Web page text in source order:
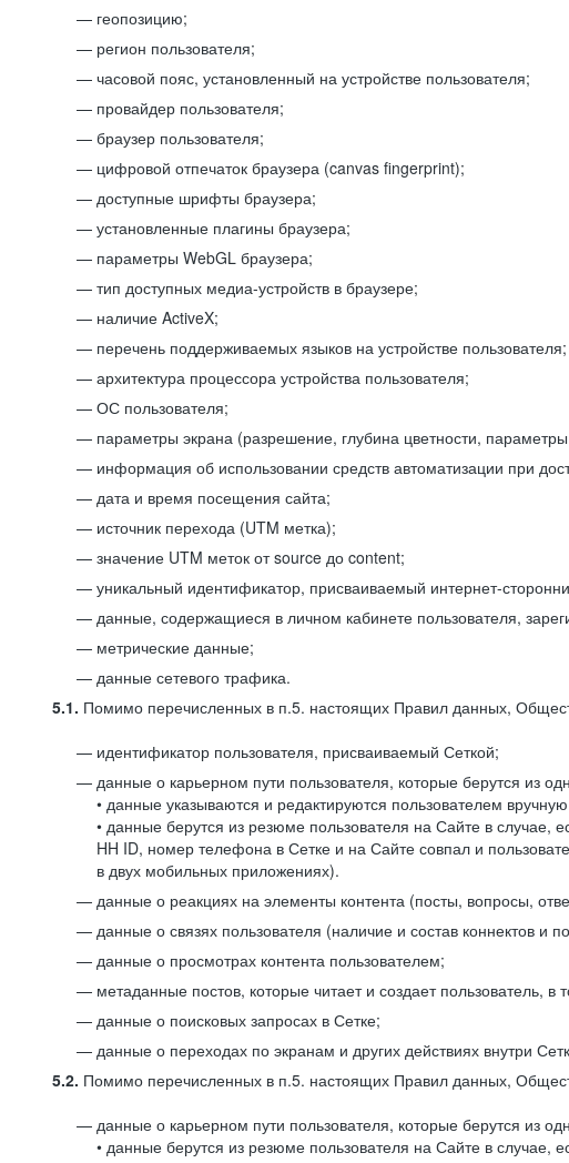
геопозицию;
регион пользователя;
часовой пояс, установленный на устройстве пользователя;
провайдер пользователя;
браузер пользователя;
цифровой отпечаток браузера (canvas fingerprint);
доступные шрифты браузера;
установленные плагины браузера;
параметры WebGL браузера;
тип доступных медиа-устройств в браузере;
наличие ActiveX;
перечень поддерживаемых языков на устройстве пользователя;
архитектура процессора устройства пользователя;
ОС пользователя;
параметры экрана (разрешение, глубина цветности,
информация об использовании средств автоматизации при
дата и время посещения сайта;
источник перехода (UTM метка);
значение UTM меток от source до content;
уникальный идентификатор, присваиваемый интернет-
данные, содержащиеся в личном кабинете пользователя,
метрические данные;
данные сетевого трафика.
5.1. Помимо перечисленных в п.5. настоящих Правил данных,
идентификатор пользователя, присваиваемый Сеткой;
данные о карьерном пути пользователя, которые берутся из
• данные указываются и редактируются пользователем
• данные берутся из резюме пользователя на Сайте в случае,
HH ID, номер телефона в Сетке и на Сайте совпал и
в двух мобильных приложениях).
данные о реакциях на элементы контента (посты, вопросы,
данные о связях пользователя (наличие и состав коннектов и
данные о просмотрах контента пользователем;
метаданные постов, которые читает и создает пользователь, в
данные о поисковых запросах в Сетке;
данные о переходах по экранам и других действиях внутри
5.2. Помимо перечисленных в п.5. настоящих Правил данных,
данные о карьерном пути пользователя, которые берутся из
• данные берутся из резюме пользователя на Сайте в случае,